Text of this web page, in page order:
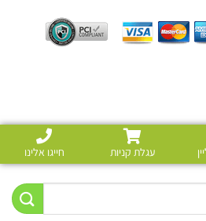
עגלת קניות חייגו אלינו